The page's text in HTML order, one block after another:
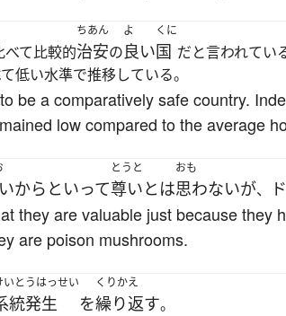
べて比較的
ちあん
治安の
よ
良い
くに
国 だと言われてい
低い水準で推移している。
be a comparatively safe country.
low compared to the average
からといって
とうと
尊いとは
おも
思わないが、
they are valuable just because
are poison mushrooms.
いとうはっせい
統発生 を
くりかえ
繰り返す。